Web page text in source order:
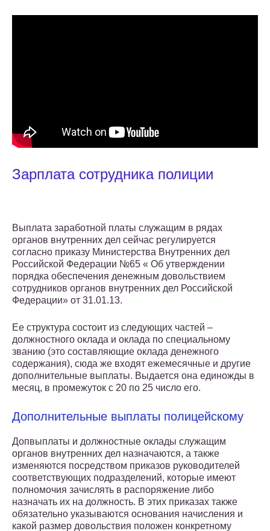
Зарплата сотрудника полиции
Выплата заработной платы служащим в рядах
органов внутренних дел сейчас регулируется
согласно приказу Министерства Внутренних дел
Российской Федерации №65 « Об утверждении
порядка обеспечения денежным довольствием
сотрудников органов внутренних дел Российской
Федерации» от 31.01.13.
Ее структура состоит из следующих частей –
должностного оклада и оклада по специальному
званию (это составляющие оклада денежного
содержания), сюда же входят ежемесячные и другие
дополнительные выплаты. Выдается она единожды в
месяц, в промежуток с 20 по 25 число его.
Дополнительные выплаты полицейскому
Допвыплаты и должностные оклады служащим
органов внутренних дел назначаются, а также
изменяются посредством приказов руководителей
соответствующих подразделений, которые имеют
полномочия зачислять в распоряжение либо
назначать их на должность. В этих приказах также
обязательно указываются основания начисления и
какой размер довольствия положен конкретному